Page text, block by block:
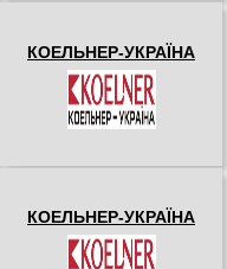
КОЕЛЬНЕР-УКРАЇНА
КОЕЛЬНЕР-УКРАЇНА